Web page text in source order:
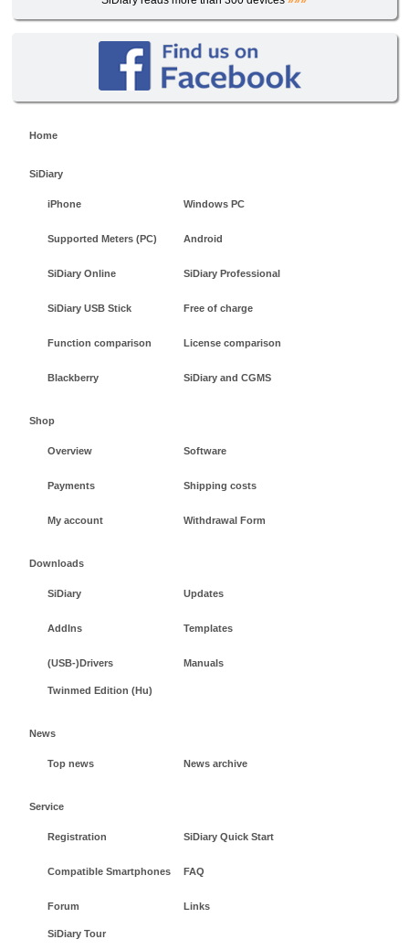
Home
SiDiary
iPhone Windows PC
Supported Meters (PC) Android
SiDiary Online SiDiary Professional
SiDiary USB Stick Free of charge
Function comparison License comparison
Blackberry SiDiary and CGMS
Shop
Overview Software
Payments Shipping costs
My account Withdrawal Form
Downloads
SiDiary Updates
AddIns Templates
(USB-)Drivers Manuals
Twinmed Edition (Hu)
News
Top news News archive
Service
Registration SiDiary Quick Start
Compatible Smartphones FAQ
Forum Links
SiDiary Tour